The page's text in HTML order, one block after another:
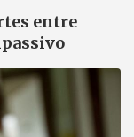
entre